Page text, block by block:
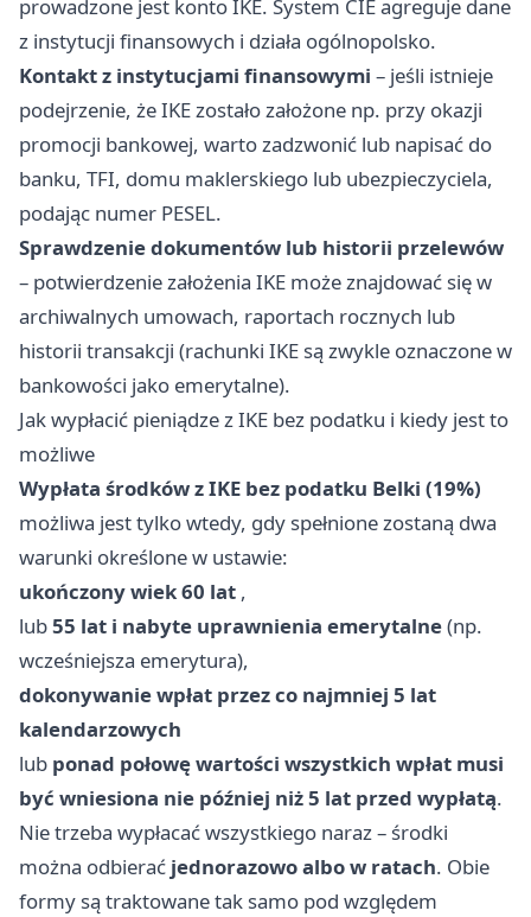
prowadzone jest konto IKE. System CIE agreguje dane
z instytucji finansowych i działa ogólnopolsko.
Kontakt z instytucjami finansowymi – jeśli istnieje
podejrzenie, że IKE zostało założone np. przy okazji
promocji bankowej, warto zadzwonić lub napisać do
banku, TFI, domu maklerskiego lub ubezpieczyciela,
podając numer PESEL.
Sprawdzenie dokumentów lub historii przelewów
– potwierdzenie założenia IKE może znajdować się w
archiwalnych umowach, raportach rocznych lub
historii transakcji (rachunki IKE są zwykle oznaczone w
bankowości jako emerytalne).
Jak wypłacić pieniądze z IKE bez podatku i kiedy jest to
możliwe
Wypłata środków z IKE bez podatku Belki (19%)
możliwa jest tylko wtedy, gdy spełnione zostaną dwa
warunki określone w ustawie:
ukończony wiek 60 lat ,
lub55 lat i nabyte uprawnienia emerytalne(np.
wcześniejsza emerytura),
dokonywanie wpłat przez co najmniej 5 lat
kalendarzowych
lub ponad połowę wartości wszystkich wpłat musi
być wniesiona nie później niż 5 lat przed wypłatą.
Nie trzeba wypłacać wszystkiego naraz – środki
można odbierać jednorazowo albo w ratach. Obie
formy są traktowane tak samo pod względem